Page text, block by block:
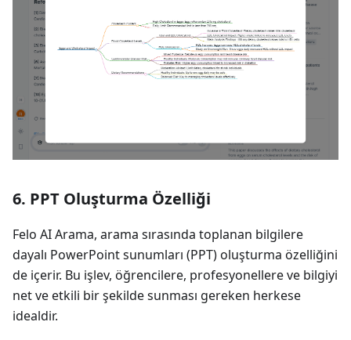
6. PPT Oluşturma Özelliği
Felo AI Arama, arama sırasında toplanan bilgilere
dayalı PowerPoint sunumları (PPT) oluşturma özelliğini
de içerir. Bu işlev, öğrencilere, profesyonellere ve bilgiyi
net ve etkili bir şekilde sunması gereken herkese
idealdir.